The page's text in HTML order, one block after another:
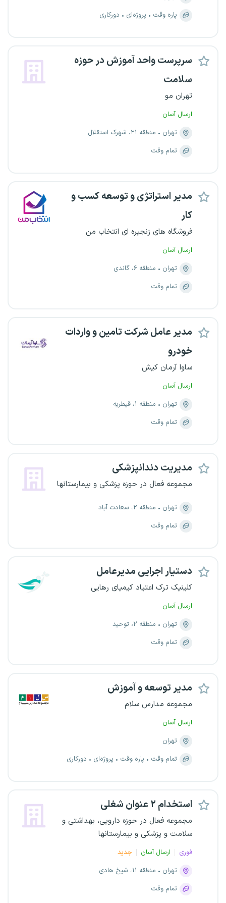
پاره وقت
پروژه‌ای دورکاری
سرپرست واحد آموزش در حوزه
سلامت
تهران مو
ارسال آسان
تهران
منطقه ۲۱، شهرک استقلال
تمام وقت
مدیر استراتژی و توسعه کسب و
کار
فروشگاه های زنجیره ای انتخاب من
ارسال آسان
تهران
منطقه ۶، گاندی
تمام وقت
مدیر عامل شرکت تامین و واردات
خودرو
ساوا آرمان کیش
ارسال آسان
تهران
منطقه ۱، قیطریه
تمام وقت
مدیریت دندانپزشکی
مجموعه فعال در حوزه پزشکی و بیمارستانها
تهران
منطقه ۲، سعادت آباد
تمام وقت
دستیار اجرایی مدیرعامل
کلینیک ترک اعتیاد کیمیای رهایی
ارسال آسان
تهران
منطقه ۲، توحید
تمام وقت
مدیر توسعه و آموزش
مجموعه مدارس سلام
ارسال آسان
تهران
تمام وقت
پاره وقت پروژه‌ای دورکاری
استخدام ۲ عنوان شغلی
مجموعه فعال در حوزه دارویی، بهداشتی و
سلامت و پزشکی و بیمارستانها
فوری ارسال آسان
جدید
تهران
منطقه ۱۱، شیخ هادی
تمام وقت